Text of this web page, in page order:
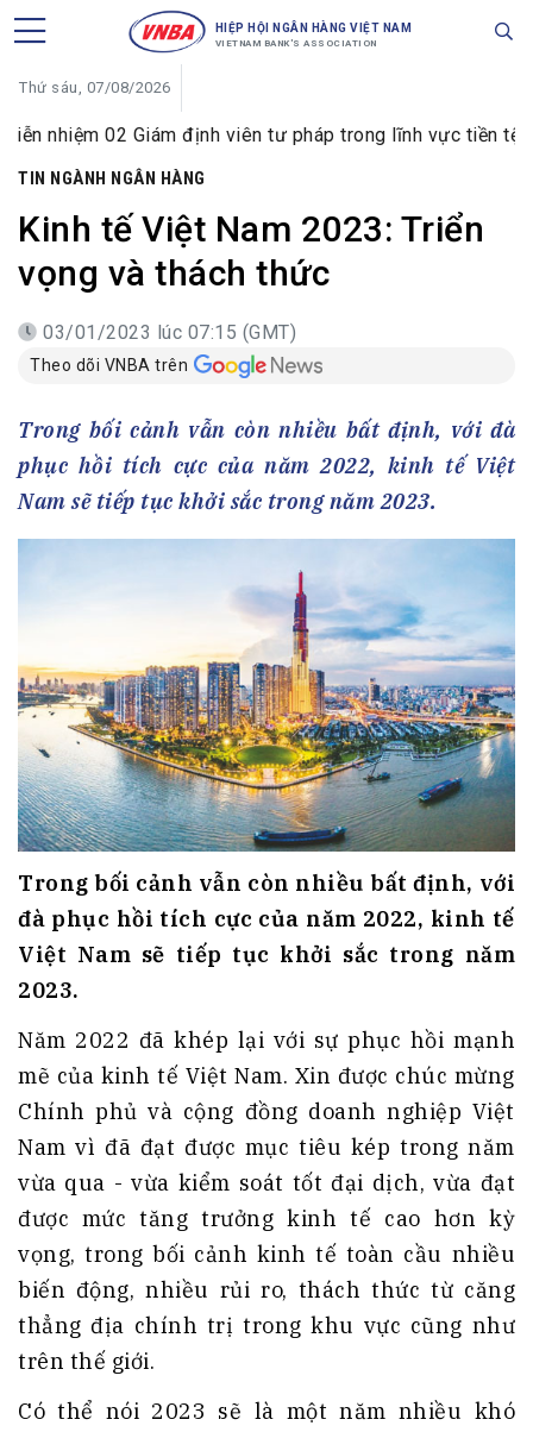
HIỆP HỘI NGÂN HÀNG VIỆT NAM
VIETNAM BANK'S ASSOCIATION
Thứ sáu, 07/08/2026
Giám định viên tư pháp trong lĩnh vực tiền tệ và ngân hàng
TIN NGÀNH NGÂN HÀNG
Kinh tế Việt Nam 2023: Triển
vọng và thách thức
03/01/2023 lúc 07:15 (GMT)
Theo dõi VNBA trên
Trong bối cảnh vẫn còn nhiều bất định, với đà
phục hồi tích cực của năm 2022, kinh tế Việt
Nam sẽ tiếp tục khởi sắc trong năm 2023.
Trong bối cảnh vẫn còn nhiều bất định, với
đà phục hồi tích cực của năm 2022, kinh tế
Việt Nam sẽ tiếp tục khởi sắc trong năm
2023.
Năm 2022 đã khép lại với sự phục hồi mạnh
mẽ của kinh tế Việt Nam. Xin được chúc mừng
Chính phủ và cộng đồng doanh nghiệp Việt
Nam vì đã đạt được mục tiêu kép trong năm
vừa qua - vừa kiểm soát tốt đại dịch, vừa đạt
được mức tăng trưởng kinh tế cao hơn kỳ
vọng, trong bối cảnh kinh tế toàn cầu nhiều
biến động, nhiều rủi ro, thách thức từ căng
thẳng địa chính trị trong khu vực cũng như
trên thế giới.
Có thể nói 2023 sẽ là một năm nhiều khó